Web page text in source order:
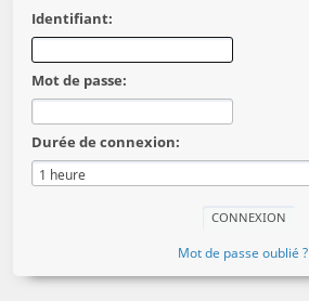
Identifiant:
Mot de passe:
Durée de connexion:
Mot de passe oublié ?